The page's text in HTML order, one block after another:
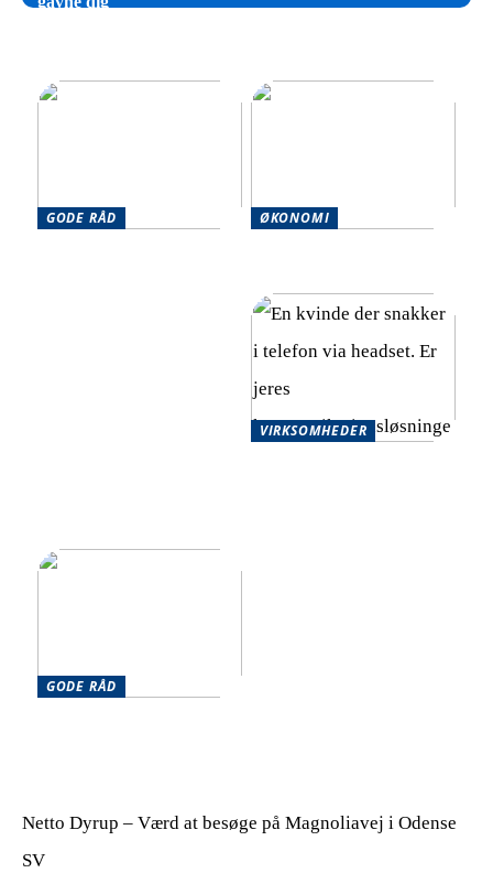
GODE RÅD
ØKONOMI
VIRKSOMHEDER
GODE RÅD
Netto Dyrup – Værd at besøge på Magnoliavej i Odense
SV